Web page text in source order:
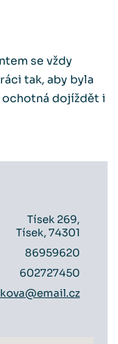
se vždy
tak, aby byla
ochotná dojíždět i
Tísek 269,
Tísek, 74301
86959620
602727450